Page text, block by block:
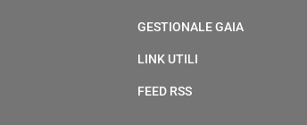
GESTIONALE GAIA
LINK UTILI
FEED RSS